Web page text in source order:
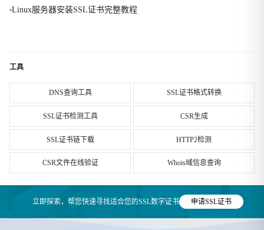
Linux服务器安装SSL证书完整教程
工具
DNS查询工具 SSL证书格式转换
SSL证书检测工具 CSR生成
SSL证书链下载 HTTP2检测
CSR文件在线验证 Whois域信息查询
立即探索，帮您快速寻找适合您的SSL数字证书 申请SSL证书